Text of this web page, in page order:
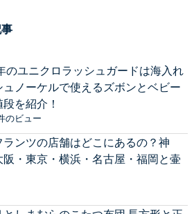
のユニクロラッシュガードは海入れ
ュノーケルで使えるズボンとベビー
を紹介！
のビュー
ランツの店舗はどこにあるの？神
阪・東京・横浜・名古屋・福岡と壷